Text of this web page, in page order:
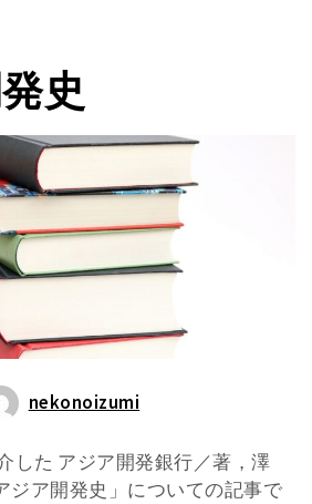
史
nekonoizumi
した アジア開発銀行／著，澤
ア開発史」についての記事で